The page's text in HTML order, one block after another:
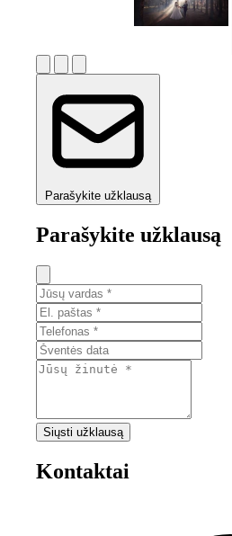
Parašykite užklausą
Parašykite užklausą
Siųsti užklausą
Kontaktai